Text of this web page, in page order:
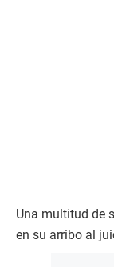
Una multitud de
en su arribo al